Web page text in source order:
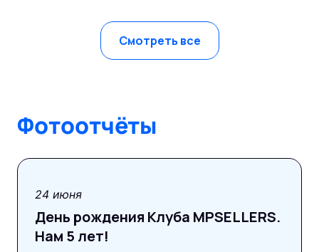
Смотреть все
Фотоотчёты
фотоотчёт
24 июня
День рождения Клуба MPSELLERS.
Нам 5 лет!